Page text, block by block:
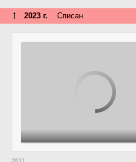
↑ 2023 г. Списан
2011